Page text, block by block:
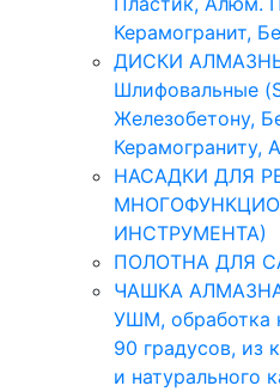
Керамогранит,
ДИСКИ
Шлифовальные
Железобетону,
Керамограниту,
НАСАДКИ ДЛЯ
ИНСТРУМЕНТА)
ПОЛОТНА ДЛЯ
ЧАШКА
УШМ, обработка
90 градусов, из
и натурального